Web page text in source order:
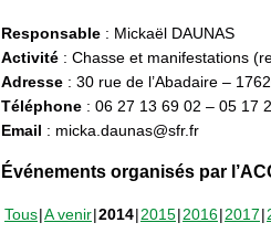
Responsable : Mickaël DAUNAS
Activité : Chasse et manifestations
Adresse : 30 rue de l’Abadaire –
Téléphone : 06 27 13 69 02 – 05 17
Email : micka.daunas@sfr.fr
Événements organisés par
Tous A venir 2014 2015 2016 2017